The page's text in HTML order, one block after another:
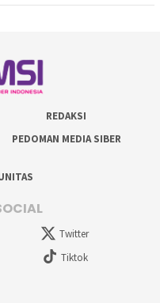
REDAKSI
PEDOMAN MEDIA SIBER
Twitter
Tiktok